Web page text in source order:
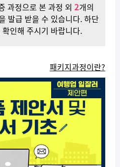
과정으로 본 과정 외 2개의
발급 받을 수 있습니다. 하단
인해 주시기 바랍니다.
패키지과정이란?